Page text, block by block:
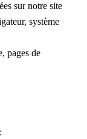
sur notre site
système
pages de